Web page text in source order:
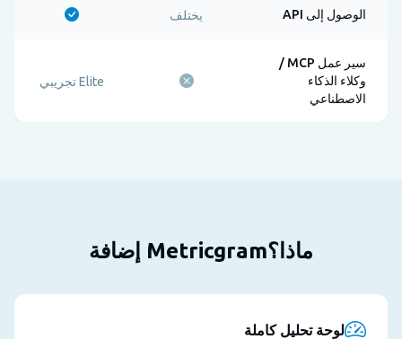
الوصول إلى API يختلف
سير عمل MCP /
وكلاء الذكاء
الاصطناعي
Elite تجريبي
ماذا؟Metricgram إضافة
لوحة تحليل كاملة